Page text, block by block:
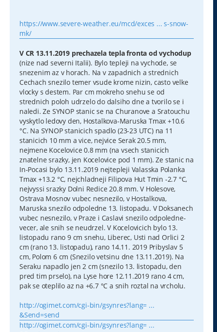
https://www.severe-weather.eu/mcd/exces ... s-snow-
mk/
V CR 13.11.2019 prechazela tepla fronta od vychodup
(nize nad severni Italii). Bylo tepleji na vychode, se
snezenim az v horach. Na v zapadnich a strednich
Cechach snezilo temer vsude krome nizin, casto velke
vlocky s destem. Par cm mokreho snehu se od
strednich poloh udrzelo do dalsiho dne a tvorilo se i
naledi. Ze SYNOP stanic se na Churanove a Sratouchu
vyskytlo ledovy den, Hostalkova-Maruska Tmax +10.6
°C. Na SYNOP stanicich spadlo (23-23 UTC) na 11
stanicich 10 mm a vice, nejvice Serak 20.5 mm,
nejmene Kocelovice 0.8 mm (na vsech stanicich
znatelne srazky, jen Kocelovice pod 1 mm). Ze stanic na
In-Pocasi bylo 13.11.2019 nejtepleji Valasska Polanka
Tmax +13.2 °C, nejchladneji Filipova Hut Tmin -2.7 °C,
nejvyssi srazky Dolni Redice 20.8 mm. V Holesove,
Ostrava Mosnov vubec nesnezilo, v Hostalkova,
Maruska snezilo odpoledne 13. listopadu. V Doksanech
vubec nesnezilo, v Praze i Caslavi snezilo odpoledne-
vecer, ale snih se neudrzel. V Kocelovicich bylo 13.
listopadu rano 9 cm snehu, Liberec, Usti nad Orlici 2
cm (rano 13. listopadu), rano 14.11. 2019 Pribyslav 5
cm, Polom 6 cm (Snezilo vetsinu dne 13.11.2019). Na
Seraku napadlo jen 2 cm (snezilo 13. listopadu, den
pred tim prselo), na Lyse hore 12.11.2019 rano 4 cm,
pak se oteplilo az na +6.7 °C a snih roztal na vrcholu.
http://ogimet.com/cgi-bin/gsynres?lang= ...
&Send=send
http://ogimet.com/cgi-bin/gsynres?lang= ...